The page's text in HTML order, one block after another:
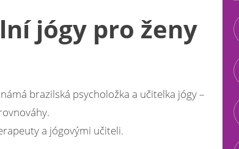
jógy pro ženy
brazilská psycholožka a učitelka jógy –
a jógovými učiteli.